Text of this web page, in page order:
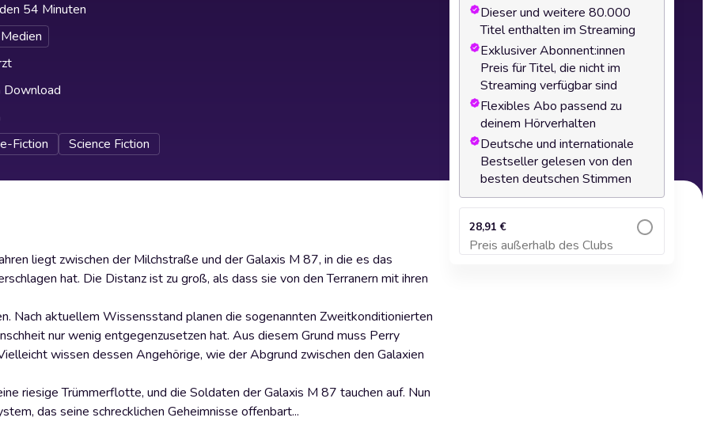
54 Minuten
Download
Fiction
Science Fiction
liegt zwischen der Milchstraße und der Galaxis M 87, in die es das
hat. Die Distanz ist zu groß, als dass sie von den Terranern mit ihren
Nach aktuellem Wissensstand planen die sogenannten Zweitkonditionierten
nur wenig entgegenzusetzen hat. Aus diesem Grund muss Perry
wissen dessen Angehörige, wie der Abgrund zwischen den Galaxien
riesige Trümmerflotte, und die Soldaten der Galaxis M 87 tauchen auf. Nun
das seine schrecklichen Geheimnisse offenbart...
Dieser und weitere 80.000
Titel enthalten im Streaming
Exklusiver Abonnent:innen
Preis für Titel, die nicht im
Streaming verfügbar sind
Flexibles Abo passend zu
deinem Hörverhalten
Deutsche und internationale
Bestseller gelesen von den
besten deutschen Stimmen
28,91 €
Preis außerhalb des Clubs
Zum Warenkorb hinzufügen